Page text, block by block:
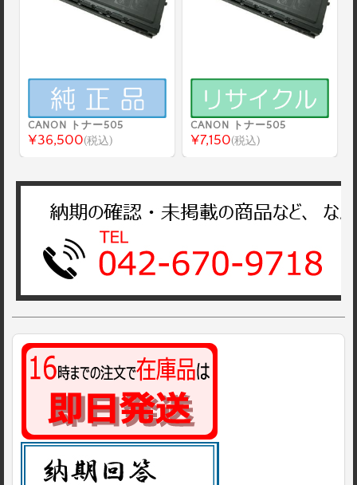
CANON トナー505
¥36,500(税込)
CANON トナー505
¥7,150(税込)